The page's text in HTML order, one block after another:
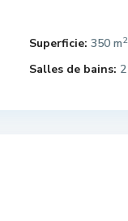
Superficie: 350 m2
Salles de bains: 2